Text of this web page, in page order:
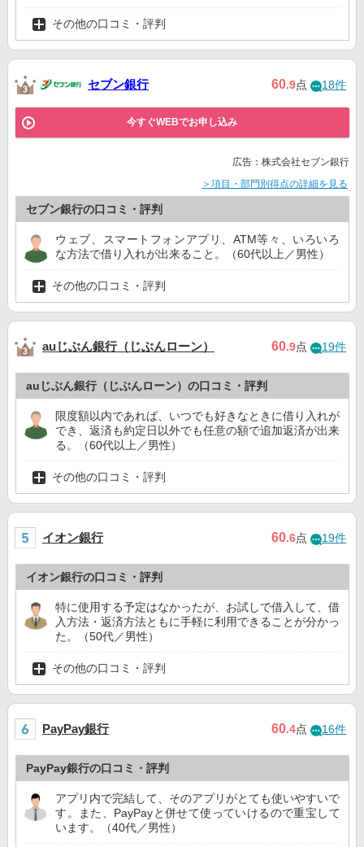
その他の口コミ・評判
セブン銀行 60.9点 18件
今すぐWEBでお申し込み
広告：株式会社セブン銀行
＞項目・部門別得点の詳細を見る
セブン銀行の口コミ・評判
ウェブ、スマートフォンアプリ、ATM等々、いろいろ
な方法で借り入れが出来ること。（60代以上／男性）
その他の口コミ・評判
auじぶん銀行（じぶんローン） 60.9点 19件
auじぶん銀行（じぶんローン）の口コミ・評判
限度額以内であれば、いつでも好きなときに借り入れが
でき、返済も約定日以外でも任意の額で追加返済が出来
る。（60代以上／男性）
その他の口コミ・評判
イオン銀行 60.6点 19件
イオン銀行の口コミ・評判
特に使用する予定はなかったが、お試しで借入して、借
入方法・返済方法ともに手軽に利用できることが分かっ
た。（50代／男性）
その他の口コミ・評判
PayPay銀行 60.4点 16件
PayPay銀行の口コミ・評判
アプリ内で完結して、そのアプリがとても使いやすいで
す。また、PayPayと併せて使っていけるので重宝して
います。（40代／男性）